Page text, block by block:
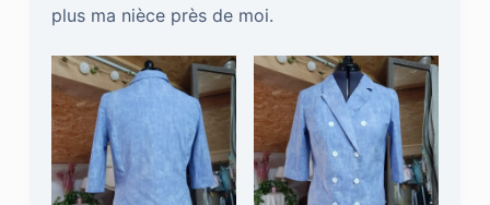
plus ma nièce près de moi.